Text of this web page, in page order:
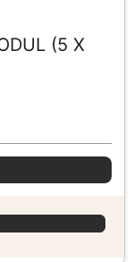
(5 X